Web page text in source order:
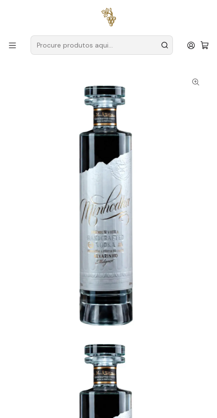
para encomendas a partir de
Destilados Alvarinho
Vodka
Minhodka Vodka Premium de Alvarinho 70cl